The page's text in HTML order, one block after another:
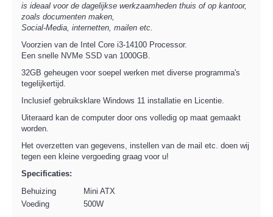
is ideaal voor de dagelijkse werkzaamheden thuis of op kantoor,
zoals documenten maken,
Social-Media, internetten, mailen etc.
Voorzien van de Intel Core i3-14100 Processor.
Een snelle NVMe SSD van 1000GB.
32GB geheugen voor soepel werken met diverse programma's
tegelijkertijd.
Inclusief gebruiksklare Windows 11 installatie en Licentie.
Uiteraard kan de computer door ons volledig op maat gemaakt
worden.
Het overzetten van gegevens, instellen van de mail etc. doen wij
tegen een kleine vergoeding graag voor u!
Specificaties:
Behuizing
Mini ATX
Voeding
500W